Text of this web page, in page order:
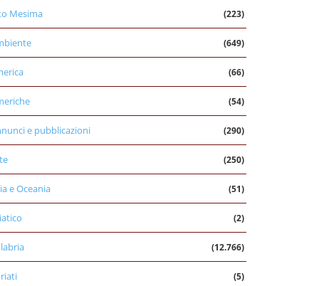
Mesima (223)
(649)
(66)
(54)
e pubblicazioni (290)
(250)
e Oceania (51)
(2)
(12.766)
(5)